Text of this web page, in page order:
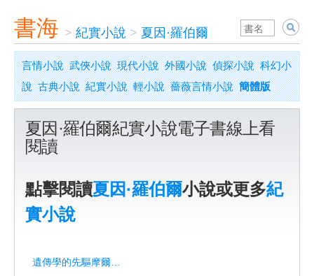
書海 > 紀實小說 > 夏因·羅伯爾
言情小說 武俠小說 現代小說 外國小說 偵探小說 科幻小
說 古典小說 紀實小說 輕小說 薔薇言情小說 簡體版
夏因·羅伯爾紀實小說電子書線上看
閱讀
點擊閱讀夏因·羅伯爾小說或更多紀
實小說